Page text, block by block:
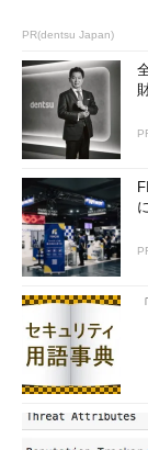
PR(dentsu Japan)